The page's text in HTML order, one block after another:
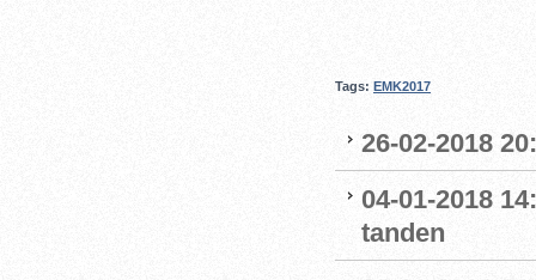
Tags: EMK2017
26-02-2018
04-01-2018
tanden